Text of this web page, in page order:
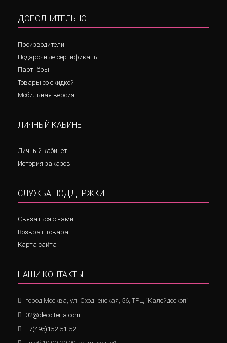
ДОПОЛНИТЕЛЬНО
Производители
Подарочные сертификаты
Партнёры
Товары со скидкой
Мобильная версия
ЛИЧНЫЙ КАБИНЕТ
Личный кабинет
История заказов
СЛУЖБА ПОДДЕРЖКИ
Связаться с нами
Возврат товара
Карта сайта
НАШИ КОНТАКТЫ
город Москва, ул. Сходненская, 56, ТРЦ “Калейдоскоп”
02@decolteria.com
+7(495)152-51-52